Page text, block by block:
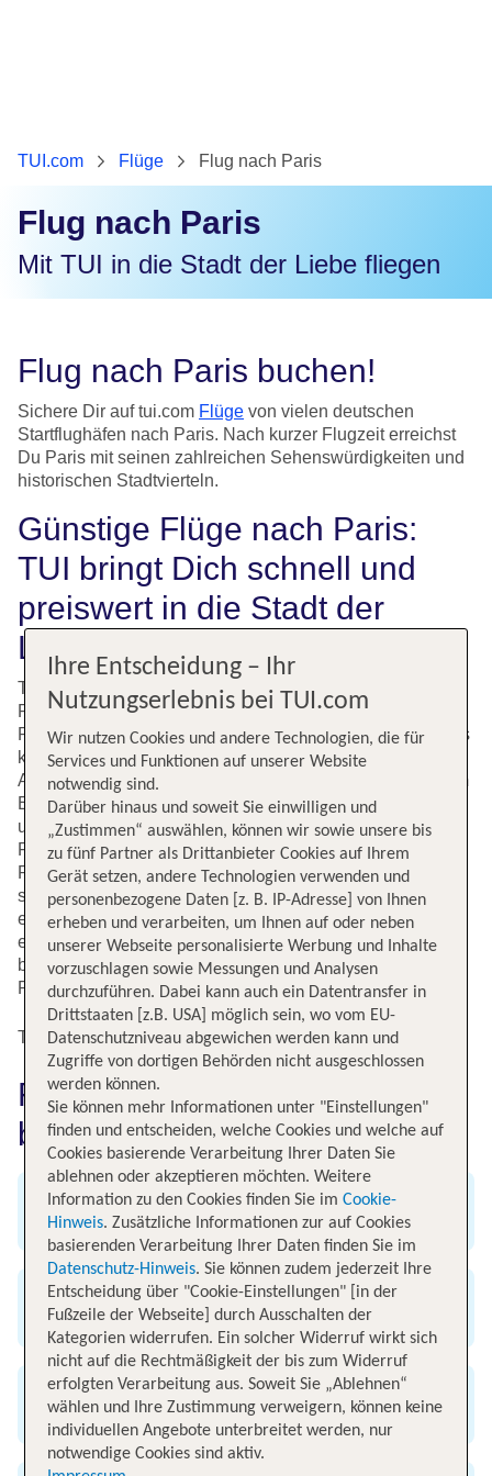
TUI.com Flüge Flug nach Paris
Flug nach Paris
Mit TUI in die Stadt der Liebe fliegen
Flug nach Paris buchen!
Sichere Dir auf tui.com Flüge von vielen deutschen
Startflughäfen nach Paris. Nach kurzer Flugzeit erreichst
Du Paris mit seinen zahlreichen Sehenswürdigkeiten und
historischen Stadtvierteln.
Günstige Flüge nach Paris:
TUI bringt Dich schnell und
preiswert in die Stadt der
Liebe
Träumst auch Du schon lange von einem
Paris? Ganz egal, ob Dir der Sinn nach Kultur, Ausgehen,
Romantik oder Shopping steht – bei einem Urlaub in Paris
kommt jeder auf seine Kosten. Sehenswürdigkeiten und
Attraktionen wie der Eiffelturm oder Disneyland laden zum
Entdecken, kleine Cafés und Restaurants zum Verweilen
und Genießen ein. Paris verfügt insgesamt über drei
Flughäfen. Für Urlaubsgäste sind vor allem der Flughafen
Paris-Charles-de-Gaulle und Paris-Orly interessant. Sie
sind der Ausgangspunkt für alle Reisenden, die das
einzigartige Flair der weltberühmten Metropole hautnah
erleben möchten. Lass auch Du Dich verzaubern und
buche jetzt mit TUI Deinen maßgeschneiderten Flug nach
Paris.
Top Flugangebote nach Paris Orly
Flug nach Paris Orly einfach
bei TUI buchen
Angebot an weltweiten Flügen
Exklusive Flug-Specials
Günstig & bequem buchen
Ihre Entscheidung – Ihr
Nutzungserlebnis bei TUI.com
Wir nutzen Cookies und andere Technologien, die für
Services und Funktionen auf unserer Website
notwendig sind.
Darüber hinaus und soweit Sie einwilligen und
„Zustimmen“ auswählen, können wir sowie unsere bis
zu fünf Partner als Drittanbieter Cookies auf Ihrem
Gerät setzen, andere Technologien verwenden und
personenbezogene Daten [z. B. IP-Adresse] von Ihnen
erheben und verarbeiten, um Ihnen auf oder neben
unserer Webseite personalisierte Werbung und Inhalte
vorzuschlagen sowie Messungen und Analysen
durchzuführen. Dabei kann auch ein Datentransfer in
Drittstaaten [z.B. USA] möglich sein, wo vom EU-
Datenschutzniveau abgewichen werden kann und
Zugriffe von dortigen Behörden nicht ausgeschlossen
werden können.
Sie können mehr Informationen unter "Einstellungen"
finden und entscheiden, welche Cookies und welche auf
Cookies basierende Verarbeitung Ihrer Daten Sie
ablehnen oder akzeptieren möchten. Weitere
Information zu den Cookies finden Sie im Cookie-
Hinweis. Zusätzliche Informationen zur auf Cookies
basierenden Verarbeitung Ihrer Daten finden Sie im
Datenschutz-Hinweis. Sie können zudem jederzeit Ihre
Entscheidung über "Cookie-Einstellungen" [in der
Fußzeile der Webseite] durch Ausschalten der
Kategorien widerrufen. Ein solcher Widerruf wirkt sich
nicht auf die Rechtmäßigkeit der bis zum Widerruf
erfolgten Verarbeitung aus. Soweit Sie „Ablehnen“
wählen und Ihre Zustimmung verweigern, können keine
individuellen Angebote unterbreitet werden, nur
notwendige Cookies sind aktiv.